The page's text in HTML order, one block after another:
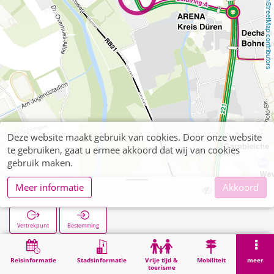
OpenStreetMap contributors
Reisinformatie Stadsinformatie
Vrije tijd &
toerisme
Mobiliteit meer
Nippesstraße
Vertrekpunt Bestemming
Zoekopracht Nippesstraße
Deze website maakt gebruik van cookies. Door onze website
te gebruiken, gaat u ermee akkoord dat wij van cookies
gebruik maken.
Meer informatie
Akkoord